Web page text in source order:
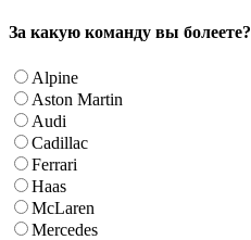
За какую команду вы болеете?
Alpine
Aston Martin
Audi
Cadillac
Ferrari
Haas
McLaren
Mercedes